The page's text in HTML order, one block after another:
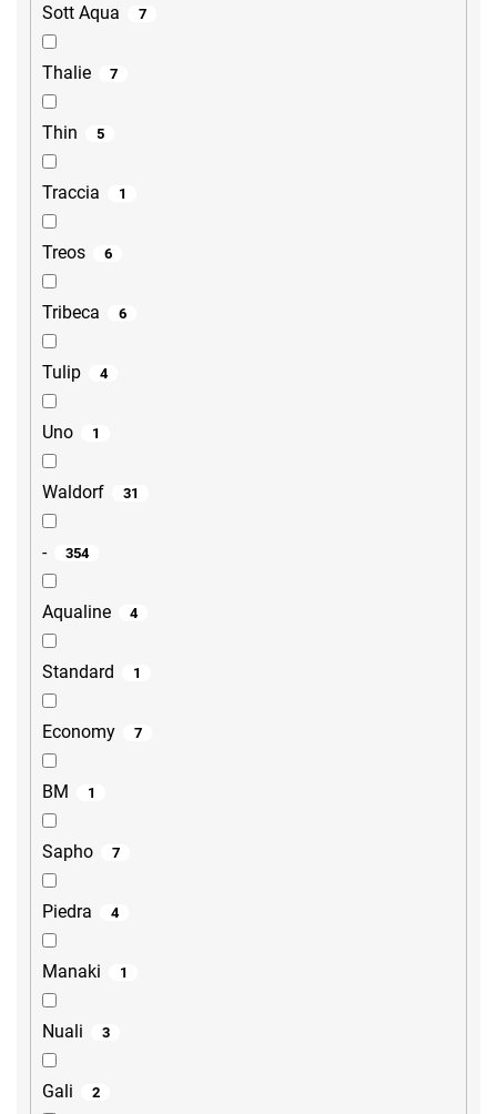
Sott Aqua 7
Thalie 7
Thin 5
Traccia 1
Treos 6
Tribeca 6
Tulip 4
Uno 1
Waldorf 31
- 354
Aqualine 4
Standard 1
Economy 7
BM 1
Sapho 7
Piedra 4
Manaki 1
Nuali 3
Gali 2